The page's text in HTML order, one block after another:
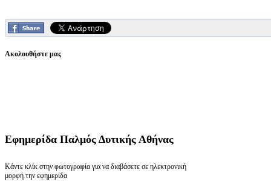
Ακολουθήστε μας
Εφημερίδα Παλμός Δυτικής Αθήνας
Κάντε κλίκ στην φωτογραφία για να διαβάσετε σε ηλεκτρονική
μορφή την εφημερίδα